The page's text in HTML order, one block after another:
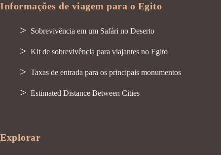
Informações de viagem para o Egito
Sobrevivência em um Safári no Deserto
Kit de sobrevivência para viajantes no Egito
Taxas de entrada para os principais monumentos
Estimated Distance Between Cities
Explorar